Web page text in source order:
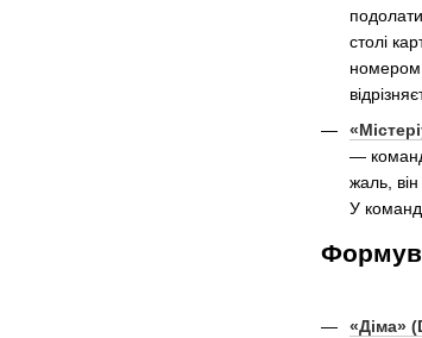
столі
номером.
—
жаль,
У
«Діма»